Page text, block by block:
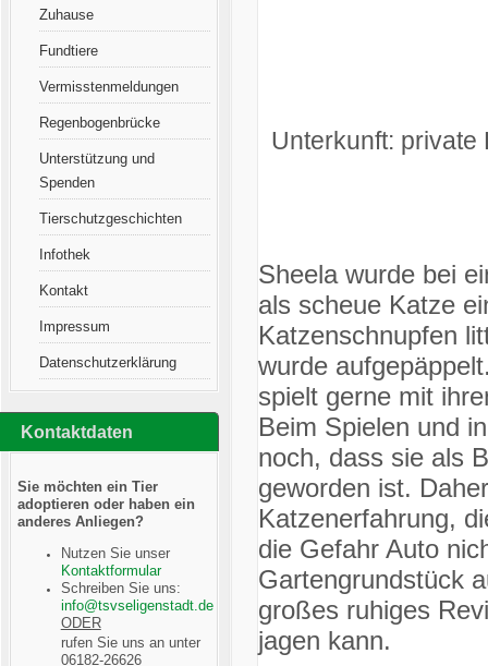
Zuhause
Fundtiere
Vermisstenmeldungen
Regenbogenbrücke
Unterstützung und
Spenden
Tierschutzgeschichten
Infothek
Kontakt
Impressum
Datenschutzerklärung
Kontaktdaten
Sie möchten ein Tier
adoptieren oder haben ein
anderes Anliegen?
Nutzen Sie unser
Kontaktformular
Schreiben Sie uns:
ODER
rufen Sie uns an unter
06182-26626
Unterkunft: private
Sheela wurde bei
als scheue Katze
Katzenschnupfen
wurde
spielt gerne mit
Beim Spielen und
noch, dass sie als
geworden ist.
Katzenerfahrung,
die Gefahr Auto
Gartengrundstück
großes ruhiges
jagen kann.